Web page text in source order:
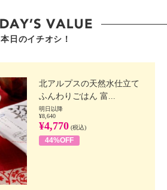
本日のイチオシ！
北アルプスの天然水仕立て
ふんわりごはん 富...
明日以降
¥8,640
¥4,770 (税込)
44%OFF